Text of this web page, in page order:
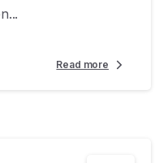
Read more